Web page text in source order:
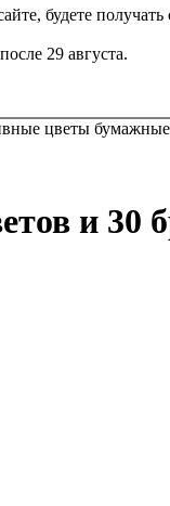
будете
29 августа.
цветы
и 30